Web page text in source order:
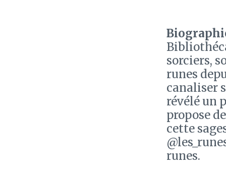
sorciers,
runes
canaliser
révélé un
propose
cette
runes.